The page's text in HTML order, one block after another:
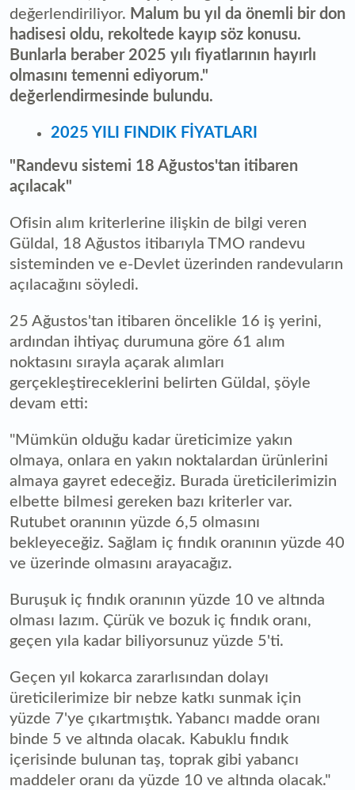
değerlendiriliyor. Malum bu yıl da önemli bir don
hadisesi oldu, rekoltede kayıp söz konusu.
Bunlarla beraber 2025 yılı fiyatlarının hayırlı
olmasını temenni ediyorum."
değerlendirmesinde bulundu.
2025 YILI FINDIK FİYATLARI
"Randevu sistemi 18 Ağustos'tan itibaren
açılacak"
Ofisin alım kriterlerine ilişkin de bilgi veren
Güldal, 18 Ağustos itibarıyla TMO randevu
sisteminden ve e-Devlet üzerinden randevuların
açılacağını söyledi.
25 Ağustos'tan itibaren öncelikle 16 iş yerini,
ardından ihtiyaç durumuna göre 61 alım
noktasını sırayla açarak alımları
gerçekleştireceklerini belirten Güldal, şöyle
devam etti:
"Mümkün olduğu kadar üreticimize yakın
olmaya, onlara en yakın noktalardan ürünlerini
almaya gayret edeceğiz. Burada üreticilerimizin
elbette bilmesi gereken bazı kriterler var.
Rutubet oranının yüzde 6,5 olmasını
bekleyeceğiz. Sağlam iç fındık oranının yüzde 40
ve üzerinde olmasını arayacağız.
Buruşuk iç fındık oranının yüzde 10 ve altında
olması lazım. Çürük ve bozuk iç fındık oranı,
geçen yıla kadar biliyorsunuz yüzde 5'ti.
Geçen yıl kokarca zararlısından dolayı
üreticilerimize bir nebze katkı sunmak için
yüzde 7'ye çıkartmıştık. Yabancı madde oranı
binde 5 ve altında olacak. Kabuklu fındık
içerisinde bulunan taş, toprak gibi yabancı
maddeler oranı da yüzde 10 ve altında olacak."